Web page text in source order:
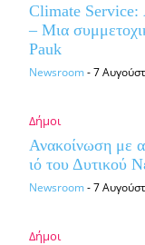
Climate Service:
– Μια
Pauk
Newsroom-7
Δήμοι
Ανακοίνωση με
ιό του Δυτικού
Newsroom-7
Δήμοι